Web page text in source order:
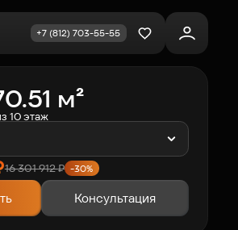
+7 (812) 703-55-55
м²
10 этаж
16 301 912₽ -30%
Консультация